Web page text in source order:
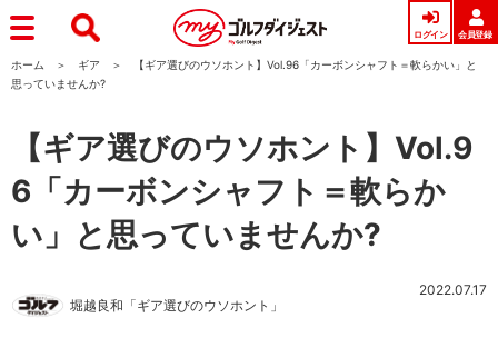
ログイン 会員登録
ホーム ギア
【ギア選びのウソホント】Vol.96「カーボンシャフト＝軟らかい」と
思っていませんか?
【ギア選びのウソホント】Vol.9
6「カーボンシャフト＝軟らか
い」と思っていませんか?
堀越良和「ギア選びのウソホント」
2022.07.17